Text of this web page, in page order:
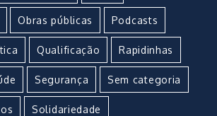
Obras públicas Podcasts
Qualificação Rapidinhas
Segurança Sem categoria
Solidariedade